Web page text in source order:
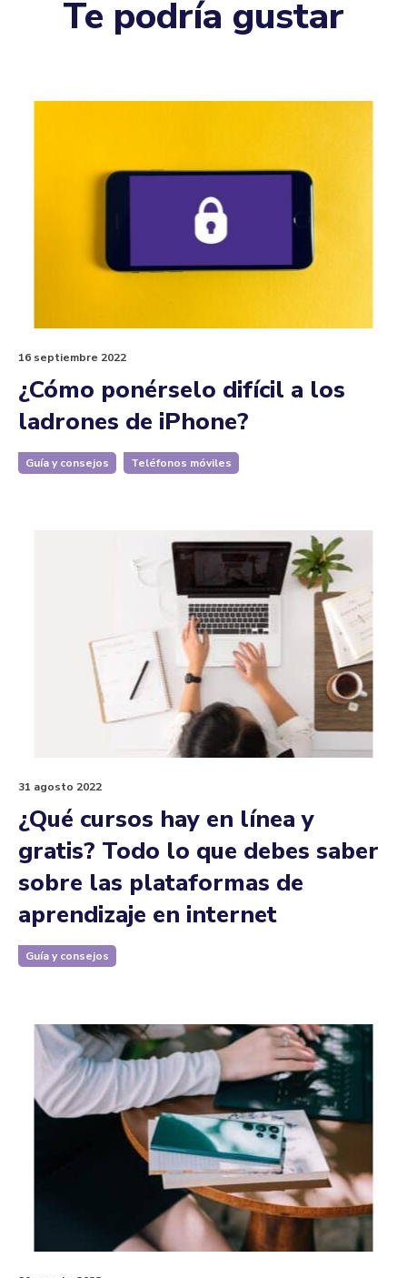
Te podría gustar
16 septiembre 2022
¿Cómo ponérselo difícil a los
ladrones de iPhone?
Guía y consejos Teléfonos móviles
31 agosto 2022
¿Qué cursos hay en línea y
gratis? Todo lo que debes saber
sobre las plataformas de
aprendizaje en internet
Guía y consejos